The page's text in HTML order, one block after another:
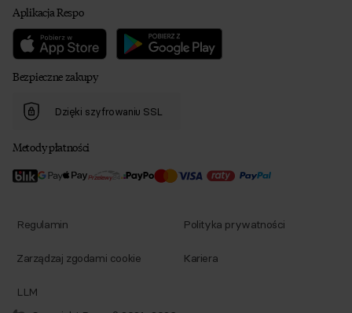
Aplikacja Respo
Bezpieczne zakupy
Dzięki szyfrowaniu SSL
Metody płatności
Regulamin Polityka prywatności
Zarządzaj zgodami cookie Kariera
LLM